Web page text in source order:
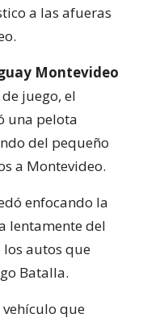
a las afueras
Montevideo
juego, el
una pelota
del pequeño
a Montevideo.
enfocando la
lentamente del
autos que
Batalla.
que